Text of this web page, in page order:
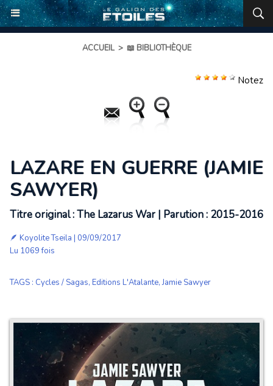
ACCUEIL > 📖 BIBLIOTHÈQUE
Notez
LAZARE EN GUERRE (JAMIE
SAWYER)
Titre original : The Lazarus War | Parution : 2015-2016
🪶 Koyolite Tseila | 09/09/2017
Lu 1069 fois
TAGS : Cycles / Sagas, Editions L'Atalante,Jamie Sawyer